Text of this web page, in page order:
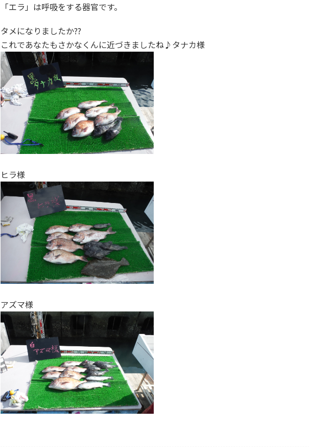
「エラ」は呼吸をする器官です。
タメになりましたか??
これであなたもさかなくんに近づきましたね♪タナカ様
ヒラ様
アズマ様